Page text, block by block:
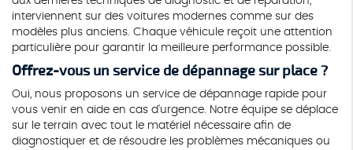
interviennent sur des voitures modernes comme sur des
modèles plus anciens. Chaque véhicule reçoit une attention
particulière pour garantir la meilleure performance possible.
Offrez-vous un service de dépannage sur place ?
Oui, nous proposons un service de dépannage rapide pour
vous venir en aide en cas d'urgence. Notre équipe se déplace
sur le terrain avec tout le matériel nécessaire afin de
diagnostiquer et de résoudre les problèmes mécaniques ou